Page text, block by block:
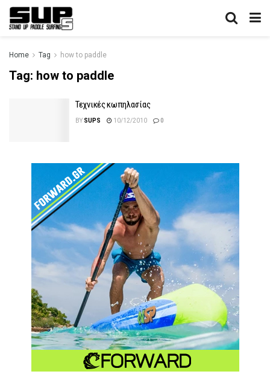
Home Tag how to paddle
Tag: how to paddle
Τεχνικές κωπηλασίας
BY SUPS 10/12/2010 0